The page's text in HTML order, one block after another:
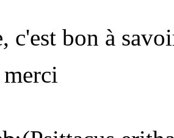
c'est bon à
merci